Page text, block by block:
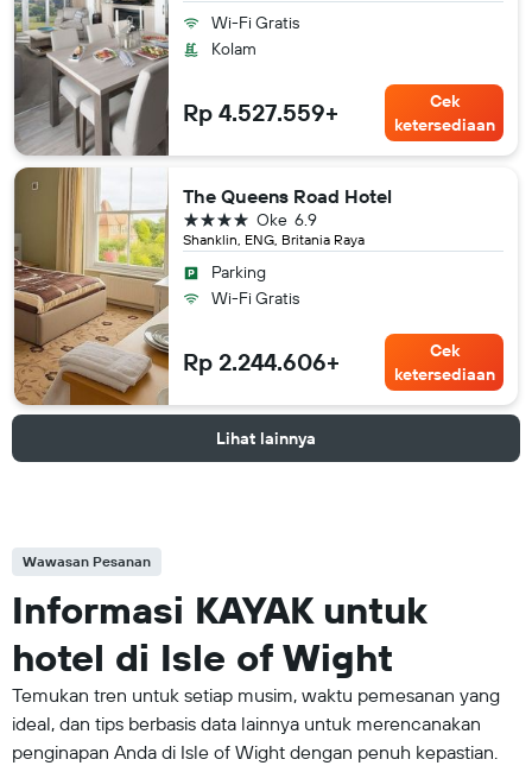
Wi-Fi Gratis
Kolam
Rp 4.527.559+
Cek
ketersediaan
The Queens Road Hotel
Shanklin, ENG, Britania Raya
6.9
Oke
bintang 4
Parking
Wi-Fi Gratis
Rp 2.244.606+
Cek
ketersediaan
Lihat lainnya
Wawasan Pesanan
Informasi KAYAK untuk
hotel di Isle of Wight
Temukan tren untuk setiap musim, waktu pemesanan yang
ideal, dan tips berbasis data lainnya untuk merencanakan
penginapan Anda di Isle of Wight dengan penuh kepastian.